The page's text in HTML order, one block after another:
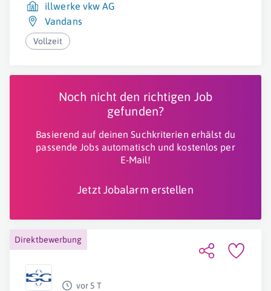
illwerke vkw AG
Vandans
Vollzeit
Noch nicht den richtigen Job
gefunden?
Basierend auf deinen Suchkriterien erhälst du
passende Jobs automatisch und kostenlos per
E-Mail!
Jetzt Jobalarm erstellen
Direktbewerbung
vor 5 T